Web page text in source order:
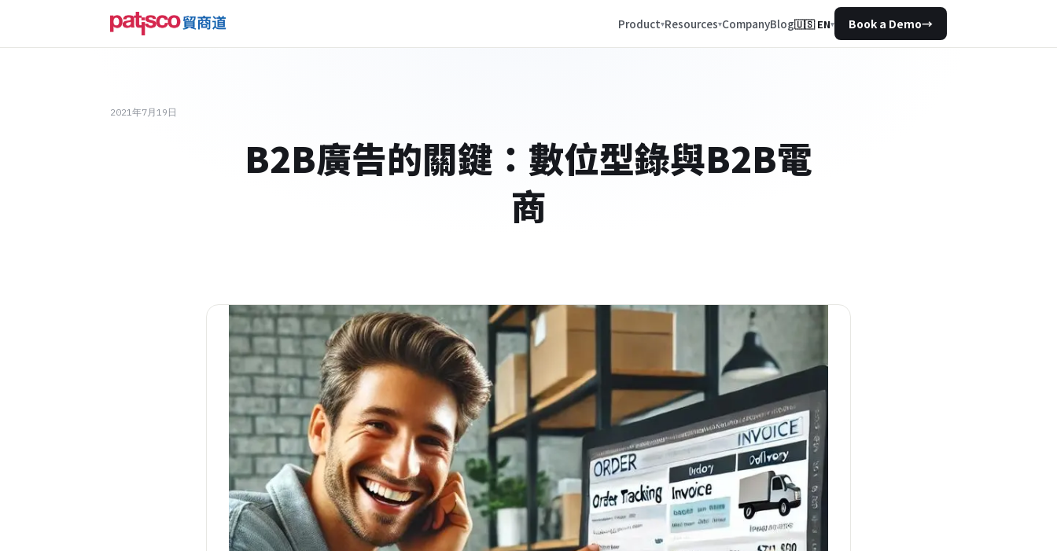
Product Resources CompanyBlog🇺🇸 EN▾ Book a Demo→
2021年7月19日
B2B廣告的關鍵：數位型錄與B2B電
商